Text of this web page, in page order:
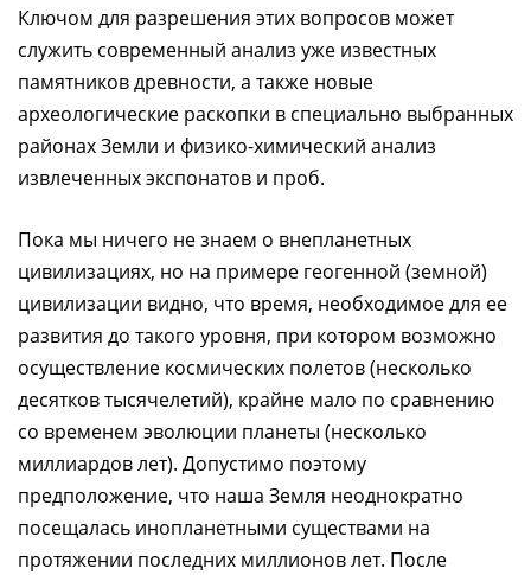
Ключом для разрешения этих вопросов может
служить современный анализ уже известных
памятников древности, а также новые
археологические раскопки в специально выбранных
районах Земли и физико-химический анализ
извлеченных экспонатов и проб.
Пока мы ничего не знаем о внепланетных
цивилизациях, но на примере геогенной (земной)
цивилизации видно, что время, необходимое для ее
развития до такого уровня, при котором возможно
осуществление космических полетов (несколько
десятков тысячелетий), крайне мало по сравнению
со временем эволюции планеты (несколько
миллиардов лет). Допустимо поэтому
предположение, что наша Земля неоднократно
посещалась инопланетными существами на
протяжении последних миллионов лет. После